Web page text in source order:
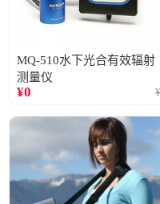
MQ-510水下光合有效辐射
测量仪
¥0 ¥